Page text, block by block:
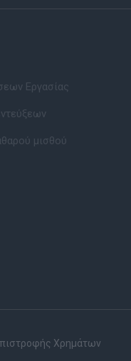
Εργασίας
μισθού
Χρημάτων